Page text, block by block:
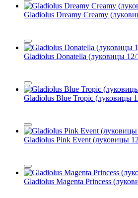
Gladiolus Dreamy Creamy
Gladiolus Donatella (луковицы 12/
Gladiolus Blue Tropic (луковицы
Gladiolus Pink Event (луковицы
Gladiolus Magenta Princess